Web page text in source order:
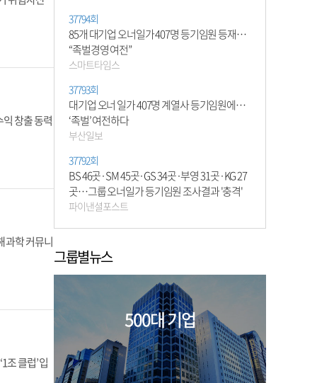
창출 동력
과학 커뮤니
클럽’ 입
37794회
85개 대기업 오너일가 407명 등기임원 등재…
“족벌경영 여전”
스마트타임스
37793회
대기업 오너 일가 407명 계열사 등기임원에…
‘족벌’ 여전하다
부산일보
37792회
BS 46곳·SM 45곳·GS 34곳·부영 31곳·KG 27
곳…그룹 오너일가 등기임원 조사결과 '충격'
파이낸셜포스트
그룹별뉴스
500대 기업